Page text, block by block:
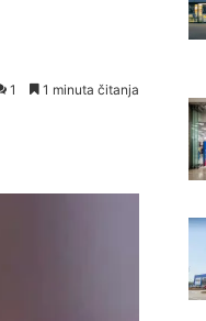
1 1 minuta čitanja